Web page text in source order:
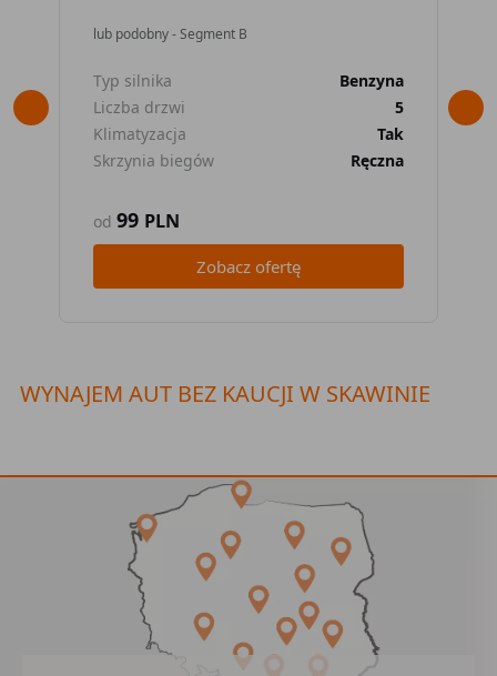
lub podobny - Segment B
Typ silnika
Benzyna
Liczba drzwi
5
Klimatyzacja
Tak
Skrzynia biegów
Ręczna
od 99 PLN
Zobacz ofertę
WYNAJEM AUT BEZ KAUCJI W SKAWINIE